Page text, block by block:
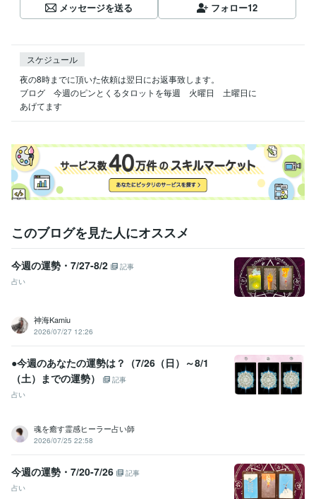
メッセージを送る
フォロー12
スケジュール
夜の8時までに頂いた依頼は翌日にお返事致します。
ブログ　今週のピンとくるタロットを毎週　火曜日　土曜日に
このブログを見た人にオススメ
今週の運勢・7/27-8/2
記事
占い
神海Kamiu
2026/07/27 12:26
●今週のあなたの運勢は？（7/26（日）～8/1
（土）までの運勢）
記事
占い
魂を癒す霊感ヒーラー占い師
2026/07/25 22:58
今週の運勢・7/20-7/26
記事
占い